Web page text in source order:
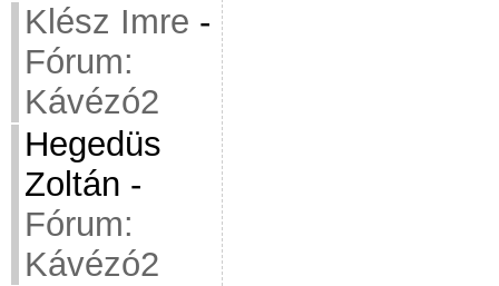
Klész Imre -
Fórum:
Kávézó2
Hegedüs
Zoltán -
Fórum:
Kávézó2